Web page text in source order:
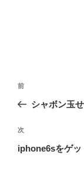
投
ナ
ビ
ゲ
前
の
稿
前
シャボン玉
次
の
次
iphone6sをゲッ